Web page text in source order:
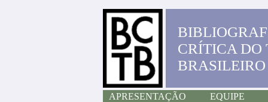
CRÍTICA DO
BRASILEIRO
APRESENTAÇÃO EQUIPE